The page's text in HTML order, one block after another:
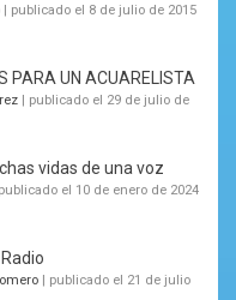
| publicado el 8 de julio de 2015
PARA UN ACUARELISTA
| publicado el 29 de julio de
vidas de una voz
publicado el 10 de enero de 2024
| publicado el 21 de julio